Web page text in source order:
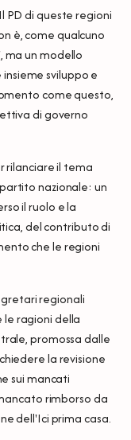
PD di queste regioni
è, come qualcuno
ma un modello
sviluppo e
come questo,
di governo
rilanciare il tema
nazionale: un
il ruolo e la
del contributo di
che le regioni
regionali
le ragioni della
promossa dalle
la revisione
sui mancati
rimborso da
dell'Ici prima casa.